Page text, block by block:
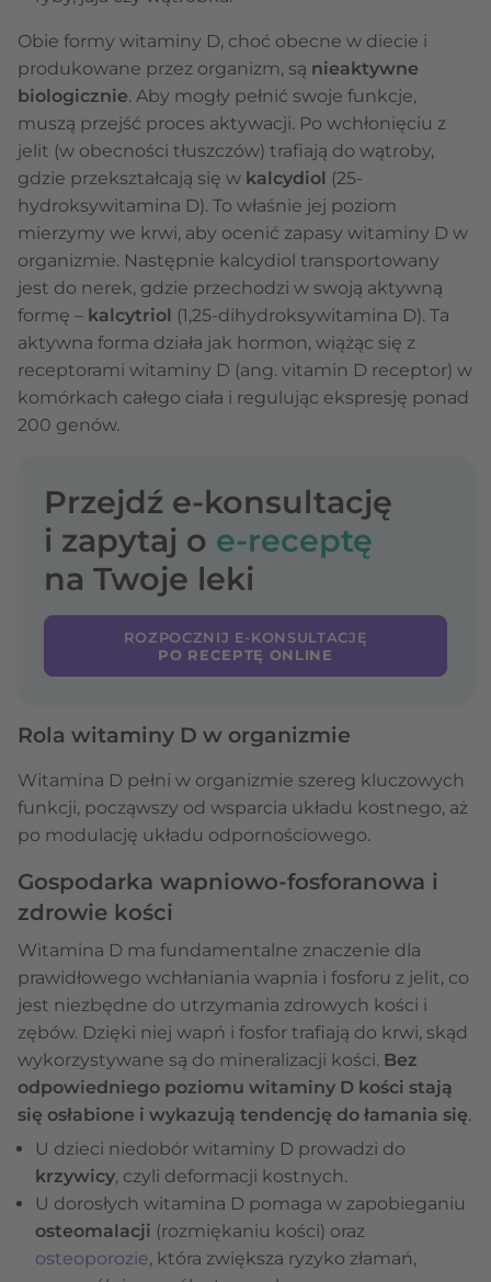
Obie formy witaminy D, choć obecne w diecie i
produkowane przez organizm, są nieaktywne
biologicznie. Aby mogły pełnić swoje funkcje,
muszą przejść proces aktywacji. Po wchłonięciu z
jelit (w obecności tłuszczów) trafiają do wątroby,
gdzie przekształcają się w kalcydiol (25-
hydroksywitamina D). To właśnie jej poziom
mierzymy we krwi, aby ocenić zapasy witaminy D w
organizmie. Następnie kalcydiol transportowany
jest do nerek, gdzie przechodzi w swoją aktywną
formę – kalcytriol (1,25-dihydroksywitamina D). Ta
aktywna forma działa jak hormon, wiążąc się z
receptorami witaminy D (ang. vitamin D receptor) w
komórkach całego ciała i regulując ekspresję ponad
200 genów.
Przejdź e-konsultację
i zapytaj o e-receptę
na Twoje leki
ROZPOCZNIJ E-KONSULTACJĘ
PO RECEPTĘ ONLINE
Rola witaminy D w organizmie
Witamina D pełni w organizmie szereg kluczowych
funkcji, począwszy od wsparcia układu kostnego, aż
po modulację układu odpornościowego.
Gospodarka wapniowo-fosforanowa i
zdrowie kości
Witamina D ma fundamentalne znaczenie dla
prawidłowego wchłaniania wapnia i fosforu z jelit, co
jest niezbędne do utrzymania zdrowych kości i
zębów. Dzięki niej wapń i fosfor trafiają do krwi, skąd
wykorzystywane są do mineralizacji kości. Bez
odpowiedniego poziomu witaminy D kości stają
się osłabione i wykazują tendencję do łamania się.
U dzieci niedobór witaminy D prowadzi do
krzywicy, czyli deformacji kostnych.
U dorosłych witamina D pomaga w zapobieganiu
osteomalacji (rozmiękaniu kości) oraz
osteoporozie, która zwiększa ryzyko złamań,